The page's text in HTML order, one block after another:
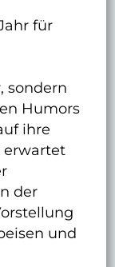
für
sondern
Humors
ihre
erwartet
der
und